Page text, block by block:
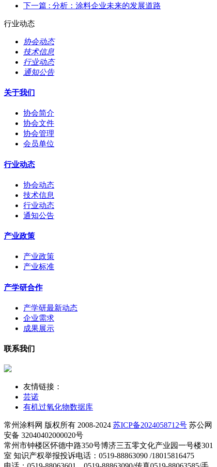
下一篇 : 分析：涂料企业未来的发展道路
行业动态
协会动态
技术信息
行业动态
通知公告
关于我们
协会简介
协会文件
协会管理
会员单位
行业动态
协会动态
技术信息
行业动态
通知公告
产业政策
产业政策
产业标准
产学研合作
产学研最新动态
企业需求
成果展示
联系我们
友情链接：
芸诺
有机过氧化物数据库
常州涂料网 版权所有 2008-2024 苏ICP备2024058712号 苏公网
安备 32040402000020号
常州市钟楼区怀德中路350号博济三五零文化产业园一号楼301
室 知识产权举报投诉电话：0519-88863090 /18015816475